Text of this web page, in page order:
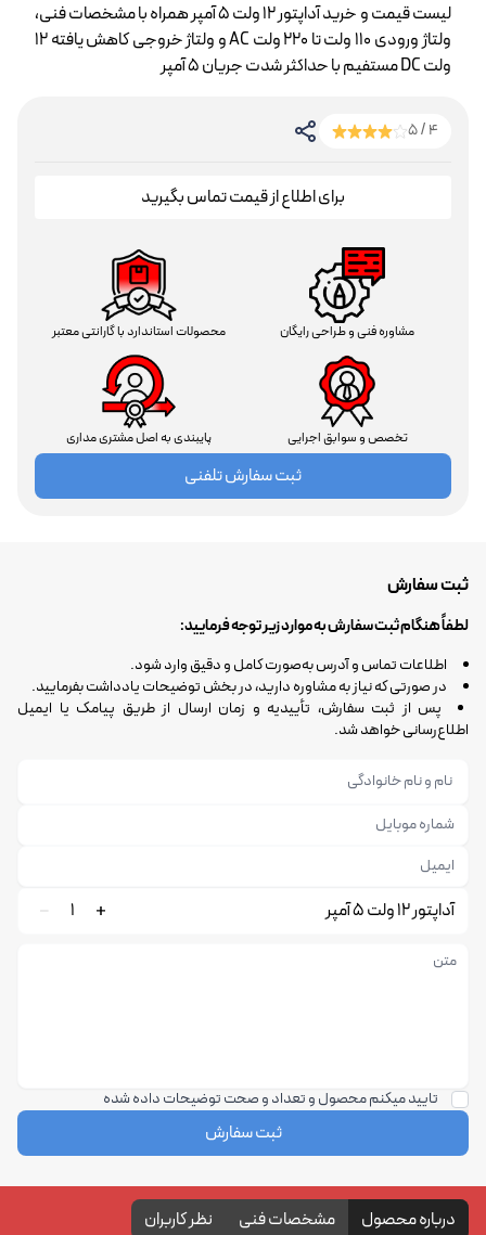
لیست قیمت و خرید آداپتور 12 ولت 5 آمپر همراه با مشخصات فنی،
ولتاژ ورودی 110 ولت تا 220 ولت AC و ولتاژ خروجی کاهش یافته 12
ولت DC مستفیم با حداکثر شدت جریان 5 آمپر
4 / 5
برای اطلاع از قیمت تماس بگیرید
مشاوره فنی و طراحی رایگان محصولات استاندارد با گارانتی معتبر
تخصص و سوابق اجرایی پایبندی به اصل مشتری مداری
ثبت سفارش تلفنی
ثبت سفارش
لطفاً هنگام ثبت سفارش به موارد زیر توجه فرمایید:
اطلاعات تماس و آدرس به‌صورت کامل و دقیق وارد شود.
در صورتی که نیاز به مشاوره دارید، در بخش توضیحات یادداشت بفرمایید.
پس از ثبت سفارش، تأییدیه و زمان ارسال از طریق پیامک یا ایمیل
اطلاع‌رسانی خواهد شد.
آداپتور 12 ولت 5 آمپر 1
تایید میکنم محصول و تعداد و صحت توضیحات داده شده
ثبت سفارش
درباره محصول مشخصات فنی نظر کاربران